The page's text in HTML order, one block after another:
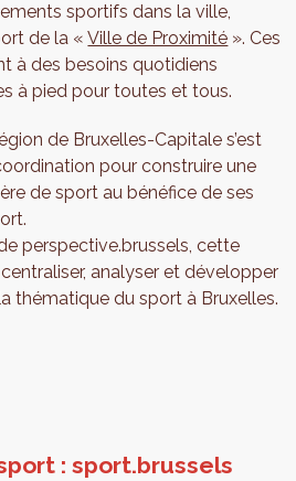
sportifs dans la ville,
de la «Ville de Proximité ». Ces
à des besoins quotidiens
à pied pour toutes et tous.
de Bruxelles-Capitale s’est
pour construire une
de sport au bénéfice de ses
perspective.brussels, cette
analyser et développer
thématique du sport à Bruxelles.
: sport.brussels